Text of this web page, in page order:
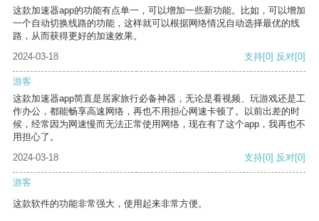
这款加速器app的功能有点单一，可以增加一些新功能。比如，可以增加
一个自动切换线路的功能，这样就可以根据网络情况自动选择最优的线
路，从而获得更好的加速效果。
2024-03-18
支持[0] 反对[0]
游客
这款加速器app简直是居家旅行必备神器，无论是看视频、玩游戏还是工
作办公，都能畅享高速网络，再也不用担心网速卡顿了。以前出差的时
候，经常因为网速慢而无法正常使用网络，现在有了这个app，我再也不
用担心了。
2024-03-18
支持[0] 反对[0]
游客
这款软件的功能非常强大，使用起来非常方便。